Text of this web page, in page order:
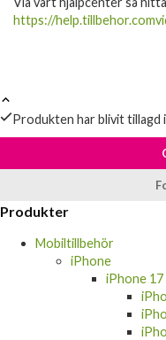
https://
Produkten har blivit tillagd
Produkter
Mobiltillbehör
iPhone
iPhone 17